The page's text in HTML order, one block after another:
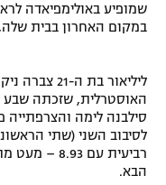
שמופיע באולימפיאדה
במקום האחרון בבית
האוסטרלית, שזכתה שבע
סילבנה לימה והצרפתייה
לסיבוב השני (שתי
רביעית עם
הבא.